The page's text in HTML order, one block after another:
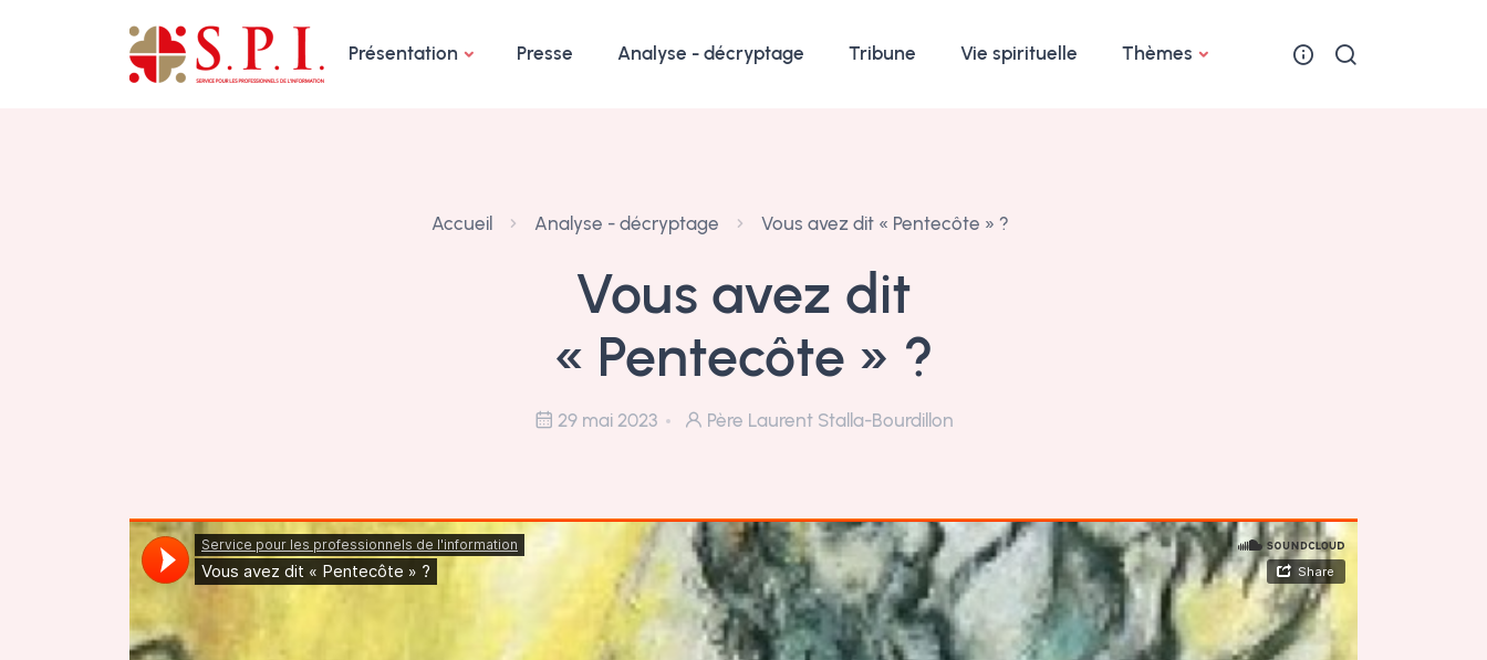
Présentation
Presse Analyse - décryptage Tribune Vie spirituelle Thèmes
Accueil Analyse - décryptage Vous avez dit « Pentecôte » ?
Vous avez dit
« Pentecôte » ?
29 mai 2023 Père Laurent Stalla-Bourdillon